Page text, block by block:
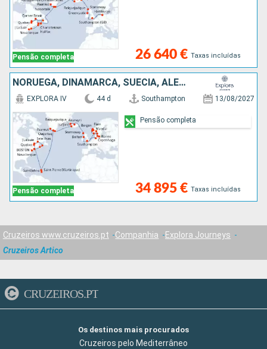
Pensão completa 26 640 € Taxas incluídas
NORUEGA, DINAMARCA, SUÉCIA, ALEMANHA, IRLANDA, REINO UNIDO, ISLÂNDIA, GROENLANDIA, ANTÍGUA E BARBUDA, MARTINICA, CANADÁ, ESTADOS UNIDOS
Pensão completa
EXPLORA IV 44 d Southampton 13/08/2027
34 895 € Taxas incluídas
Pensão completa
Cruzeiros www.cruzeiros.pt Companhia
Explora Journeys
Cruzeiros Artico
CRUZEIROS.PT
Os destinos mais procurados
Cruzeiros pelo Mediterrâneo